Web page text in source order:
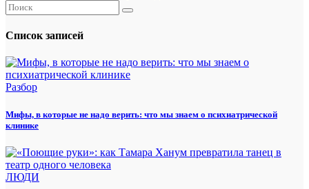
Список записей
Разбор
Мифы, в которые не надо верить: что мы знаем о психиатрической
клинике
ЛЮДИ